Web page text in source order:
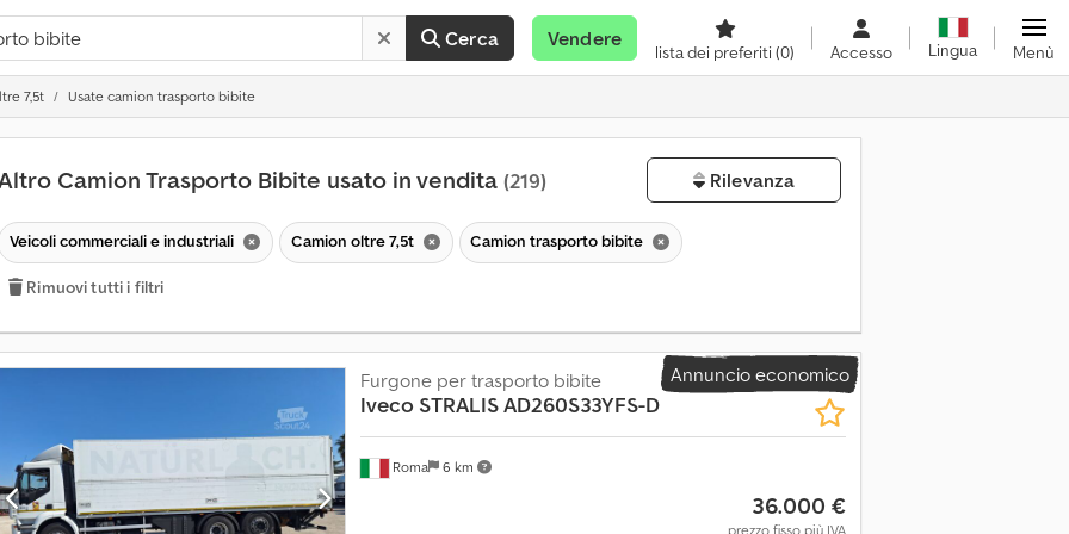
Cerca Vendere
lista dei preferiti (0) Accesso Lingua Menù
7,5t Usate camion trasporto bibite
Camion Trasporto Bibite usato in vendita (219) Rilevanza
Veicoli commerciali e industriali Camion oltre 7,5t Camion trasporto bibite
Rimuovi tutti i filtri
Annuncio economico
Roma 6 km
Furgone per trasporto bibite
Iveco STRALIS AD260S33YFS-D
36.000 €
prezzo fisso più IVA